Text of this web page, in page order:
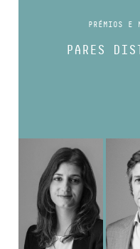
PRÉMIOS E
PARES